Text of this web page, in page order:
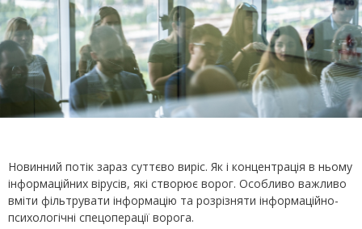
Новинний потік зараз суттєво виріс. Як і концентрація в ньому
інформаційних вірусів, які створює ворог. Особливо важливо
вміти фільтрувати інформацію та розрізняти інформаційно-
психологічні спецоперації ворога.